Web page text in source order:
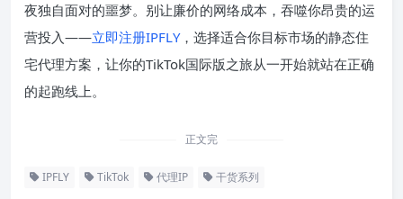
夜独自面对的噩梦。别让廉价的网络成本，吞噬你昂贵的运
营投入——立即注册IPFLY，选择适合你目标市场的静态住
宅代理方案，让你的TikTok国际版之旅从一开始就站在正确
的起跑线上。
正文完
IPFLY TikTok 代理IP 干货系列